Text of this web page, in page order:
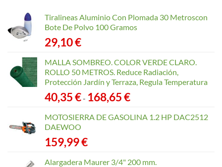
168,65 €
Tiralineas Aluminio Con Plomada 30 Metroscon
Bote De Polvo 100 Gramos
29,10€
MALLA SOMBREO. COLOR VERDE CLARO.
ROLLO 50 METROS. Reduce Radiación,
Protección Jardín y Terraza, Regula Temperatura
40,35€- 168,65€Rango
precios:
MOTOSIERRA DE GASOLINA 1.2 HP DAC2512
DAEWOO
159,99€
Alargadera Maurer 3/4" 200 mm.